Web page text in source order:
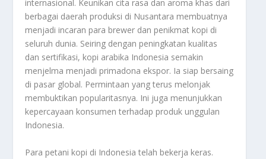
internasional. Keunikan cita rasa dan aroma khas dari
berbagai daerah produksi di Nusantara membuatnya
menjadi incaran para brewer dan penikmat kopi di
seluruh dunia. Seiring dengan peningkatan kualitas
dan sertifikasi, kopi arabika Indonesia semakin
menjelma menjadi primadona ekspor. Ia siap bersaing
di pasar global. Permintaan yang terus melonjak
membuktikan popularitasnya. Ini juga menunjukkan
kepercayaan konsumen terhadap produk unggulan
Indonesia.
Para petani kopi di Indonesia telah bekerja keras.